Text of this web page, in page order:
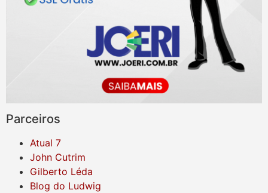
Parceiros
Atual 7
John Cutrim
Gilberto Léda
Blog do Ludwig